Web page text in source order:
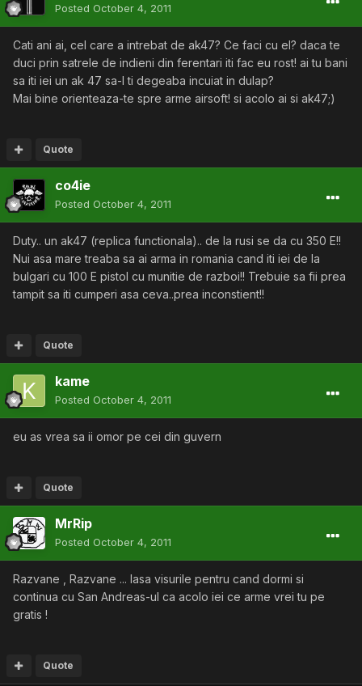
Posted October 4, 2011
Cati ani ai, cel care a intrebat de ak47? Ce faci cu el? daca te
duci prin satrele de indieni din ferentari iti fac eu rost! ai tu bani
sa iti iei un ak 47 sa-l ti degeaba incuiat in dulap?
Mai bine orienteaza-te spre arme airsoft! si acolo ai si ak47;)
Quote
co4ie
Posted October 4, 2011
Duty.. un ak47 (replica functionala).. de la rusi se da cu 350 E!!
Nui asa mare treaba sa ai arma in romania cand iti iei de la
bulgari cu 100 E pistol cu munitie de razboi!! Trebuie sa fii prea
tampit sa iti cumperi asa ceva..prea inconstient!!
Quote
kame
Posted October 4, 2011
eu as vrea sa ii omor pe cei din guvern
Quote
MrRip
Posted October 4, 2011
Razvane , Razvane ... lasa visurile pentru cand dormi si
continua cu San Andreas-ul ca acolo iei ce arme vrei tu pe
gratis !
Quote